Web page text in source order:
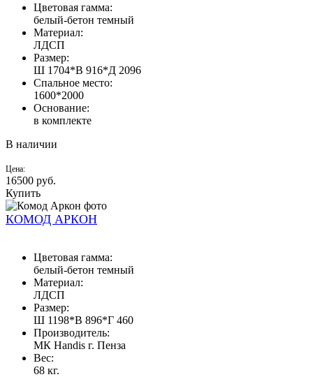
Цветовая гамма:
белый-бетон темный
Материал:
ЛДСП
Размер:
Ш 1704*В 916*Д 2096
Спальное место:
1600*2000
Основание:
в комплекте
В наличии
Цена:
16500 руб.
Купить
КОМОД АРКОН
Цветовая гамма:
белый-бетон темный
Материал:
ЛДСП
Размер:
Ш 1198*В 896*Г 460
Производитель:
МК Handis г. Пенза
Вес:
68 кг.